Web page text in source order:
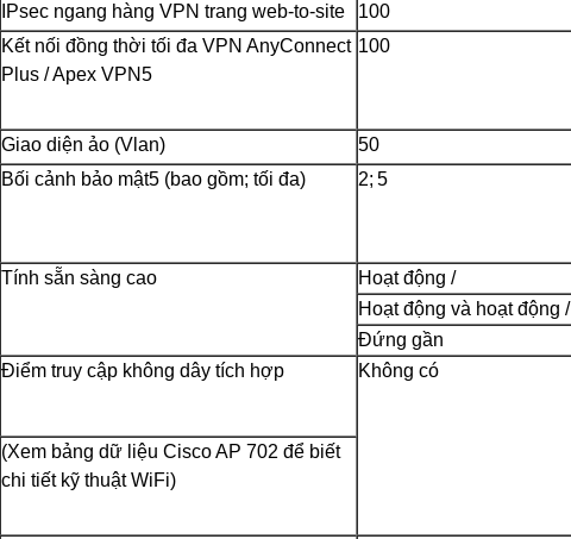
IPsec ngang hàng VPN trang web-to-site
100
Kết nối đồng thời tối đa VPN AnyConnect
Plus / Apex VPN5
100
Giao diện ảo (Vlan)
50
Bối cảnh bảo mật5 (bao gồm; tối đa)
2; 5
Tính sẵn sàng cao
Hoạt động /
Hoạt động và hoạt động /
Đứng gần
Điểm truy cập không dây tích hợp
Không có
(Xem bảng dữ liệu Cisco AP 702 để biết
chi tiết kỹ thuật WiFi)